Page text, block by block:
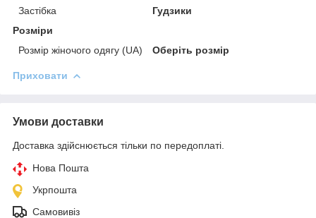
Застібка
Гудзики
Розміри
Розмір жіночого одягу (UA)
Оберіть розмір
Приховати
Умови доставки
Доставка здійснюється тільки по передоплаті.
Нова Пошта
Укрпошта
Самовивіз